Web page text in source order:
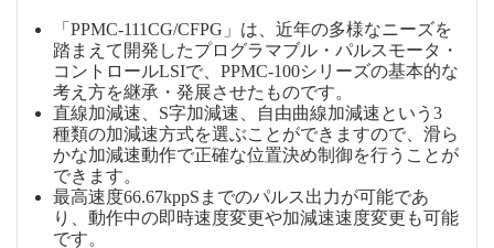
「PPMC-111CG/CFPG」は、近年の多様なニーズを
踏まえて開発したプログラマブル・パルスモータ・
コントロールLSIで、PPMC-100シリーズの基本的な
考え方を継承・発展させたものです。
直線加減速、S字加減速、自由曲線加減速という3
種類の加減速方式を選ぶことができますので、滑ら
かな加減速動作で正確な位置決め制御を行うことが
できます。
最高速度66.67kppSまでのパルス出力が可能であ
り、動作中の即時速度変更や加減速速度変更も可能
です。